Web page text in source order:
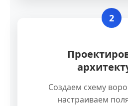
2
Создаем схему
настраиваем